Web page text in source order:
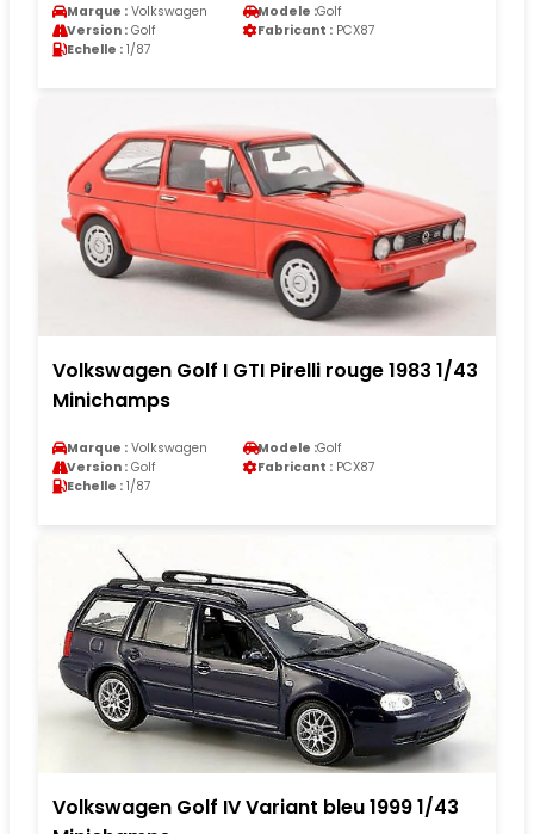
Marque : Volkswagen Modele :Golf
Version : Golf Fabricant : PCX87
Echelle : 1/87
Volkswagen Golf I GTI Pirelli rouge 1983 1/43
Minichamps
Marque : Volkswagen Modele :Golf
Version : Golf Fabricant : PCX87
Echelle : 1/87
Volkswagen Golf IV Variant bleu 1999 1/43